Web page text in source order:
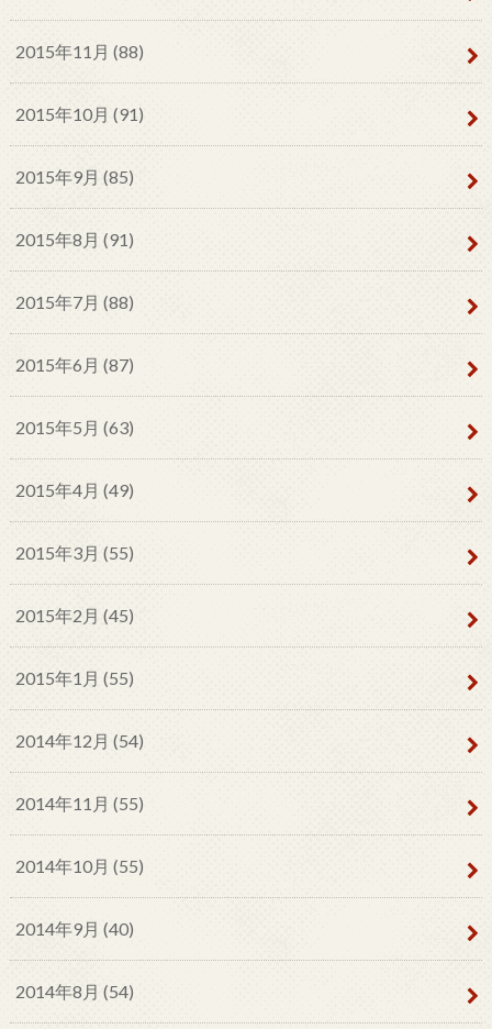
2015年11月 (88)
2015年10月 (91)
2015年9月 (85)
2015年8月 (91)
2015年7月 (88)
2015年6月 (87)
2015年5月 (63)
2015年4月 (49)
2015年3月 (55)
2015年2月 (45)
2015年1月 (55)
2014年12月 (54)
2014年11月 (55)
2014年10月 (55)
2014年9月 (40)
2014年8月 (54)